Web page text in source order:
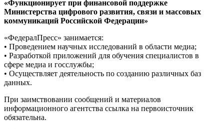
«Функционирует при финансовой поддержке
Министерства цифрового развития, связи и массовых
коммуникаций Российской Федерации»
«ФедералПресс» занимается:
• Проведением научных исследований в области медиа;
• Разработкой приложений для обучения специалистов в
сфере медиа и госслужбы;
• Осуществляет деятельность по созданию различных баз
данных.
При заимствовании сообщений и материалов
информационного агентства ссылка на первоисточник
обязательна.